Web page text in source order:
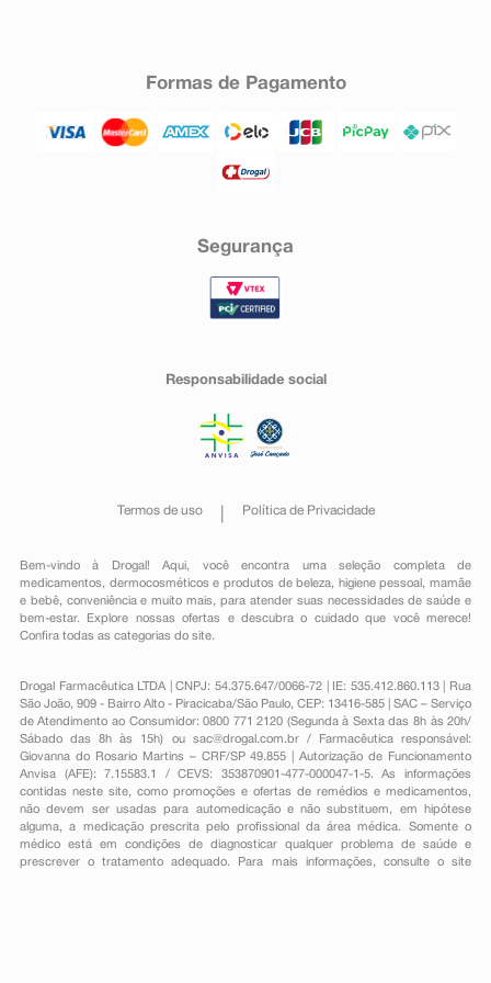
Formas de Pagamento
Segurança
Responsabilidade social
Termos de uso Política de Privacidade
Bem-vindo à Drogal! Aqui, você encontra uma seleção completa de
medicamentos , dermocosméticos e produtos de beleza, higiene pessoal ,mamãe
e bebê, conveniênciae muito mais, para atender suas necessidades de saúde e
bem-estar. Explore nossas ofertas e descubra o cuidado que você merece!
Confira todas as categorias do site.
Drogal Farmacêutica LTDA | CNPJ: 54.375.647/0066-72 | IE: 535.412.860.113 | Rua
São João, 909 - Bairro Alto - Piracicaba/São Paulo, CEP: 13416-585 | SAC – Serviço
de Atendimento ao Consumidor: 0800 771 2120 (Segunda à Sexta das 8h às 20h/
Sábado das 8h às 15h) ou sac@drogal.com.br/ Farmacêutica responsável:
Giovanna do Rosario Martins – CRF/SP 49.855 | Autorização de Funcionamento
Anvisa (AFE): 7.15583.1 / CEVS: 353870901-477-000047-1-5. As informações
contidas neste site, como promoções e ofertas de remédios e medicamentos,
não devem ser usadas para automedicação e não substituem, em hipótese
alguma, a medicação prescrita pelo profissional da área médica. Somente o
médico está em condições de diagnosticar qualquer problema de saúde e
prescrever o tratamento adequado. Para mais informações, consulte o site